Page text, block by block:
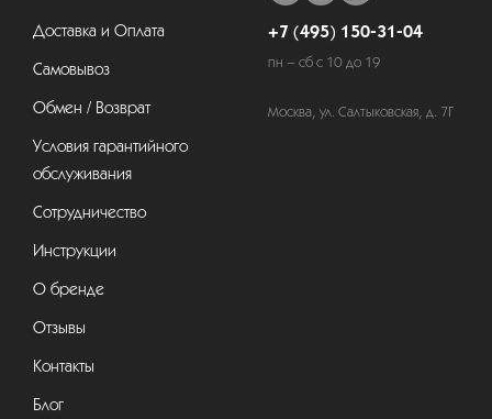
Доставка и Оплата
Самовывоз
Обмен / Возврат
Условия гарантийного
обслуживания
Сотрудничество
Инструкции
О бренде
Отзывы
Контакты
Блог
+7 (495) 150-31-04
пн – сб с 10 до 19
Москва, ул. Салтыковская, д. 7Г